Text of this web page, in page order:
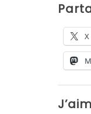
Partager :
Mastodon
J’aime